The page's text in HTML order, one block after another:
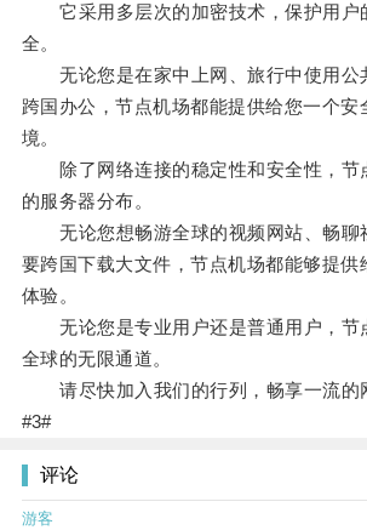
它采用多层次的加密技术，保护用户
全。
无论您是在家中上网、旅行中使用公
跨国办公，节点机场都能提供给您一个安
境。
除了网络连接的稳定性和安全性，节
的服务器分布。
无论您想畅游全球的视频网站、畅聊
要跨国下载大文件，节点机场都能够提供
体验。
无论您是专业用户还是普通用户，节
全球的无限通道。
请尽快加入我们的行列，畅享一流的
#3#
评论
游客